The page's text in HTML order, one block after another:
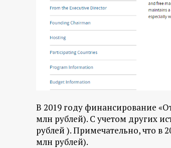
В 2019 году финансирование
млн рублей). С учетом других
рублей ). Примечательно, что в
млн рублей).